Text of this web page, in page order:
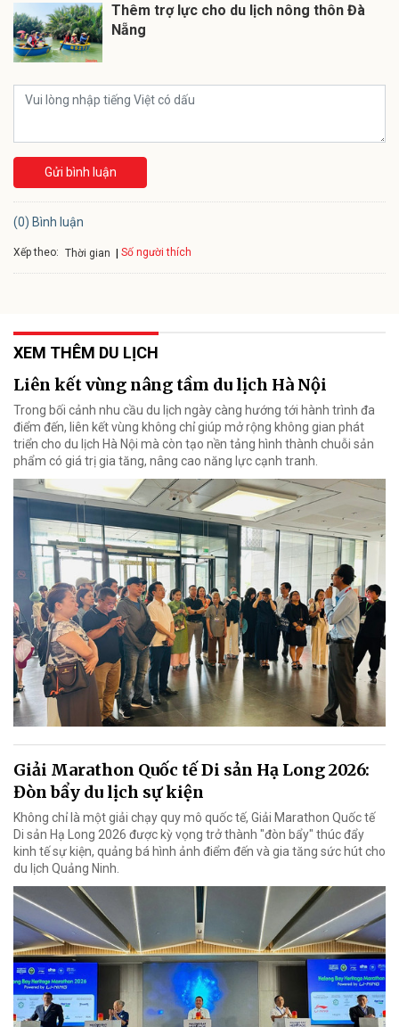
Thêm trợ lực cho du lịch nông thôn Đà
Nẵng
Gửi bình luận
(0) Bình luận
Xếp theo: Thời gian Số người thích
XEM THÊM DU LỊCH
Liên kết vùng nâng tầm du lịch Hà Nội
Trong bối cảnh nhu cầu du lịch ngày càng hướng tới hành trình đa
điểm đến, liên kết vùng không chỉ giúp mở rộng không gian phát
triển cho du lịch Hà Nội mà còn tạo nền tảng hình thành chuỗi sản
phẩm có giá trị gia tăng, nâng cao năng lực cạnh tranh.
Giải Marathon Quốc tế Di sản Hạ Long 2026:
Đòn bẩy du lịch sự kiện
Không chỉ là một giải chạy quy mô quốc tế, Giải Marathon Quốc tế
Di sản Hạ Long 2026 được kỳ vọng trở thành "đòn bẩy" thúc đẩy
kinh tế sự kiện, quảng bá hình ảnh điểm đến và gia tăng sức hút cho
du lịch Quảng Ninh.